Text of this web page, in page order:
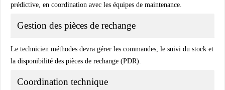
prédictive, en coordination avec les équipes de maintenance.
Gestion des pièces de rechange
Le technicien méthodes devra gérer les commandes, le suivi du stock et
la disponibilité des pièces de rechange (PDR).
Coordination technique